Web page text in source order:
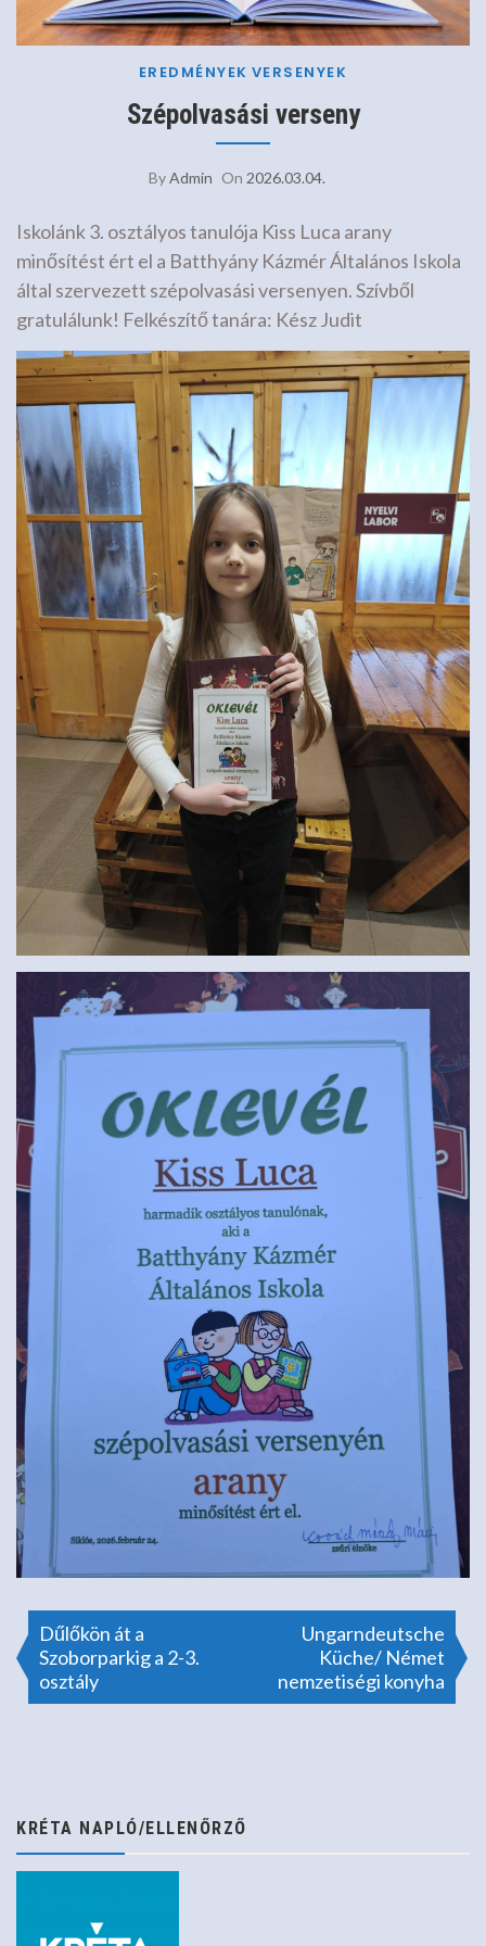
EREDMÉNYEK VERSENYEK
Szépolvasási verseny
ByAdmin On 2026.03.04.
Iskolánk 3. osztályos tanulója Kiss Luca arany
minősítést ért el a Batthyány Kázmér Általános Iskola
által szervezett szépolvasási versenyen. Szívből
gratulálunk! Felkészítő tanára: Kész Judit
Bejegyzés
navigáció
Dűlőkön át a
Szoborparkig a 2-3.
osztály
Ungarndeutsche
Küche/ Német
nemzetiségi konyha
KRÉTA NAPLÓ/ELLENŐRZŐ